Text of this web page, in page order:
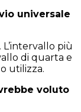
universale
L’intervallo più
di quarta e
utilizza.
voluto